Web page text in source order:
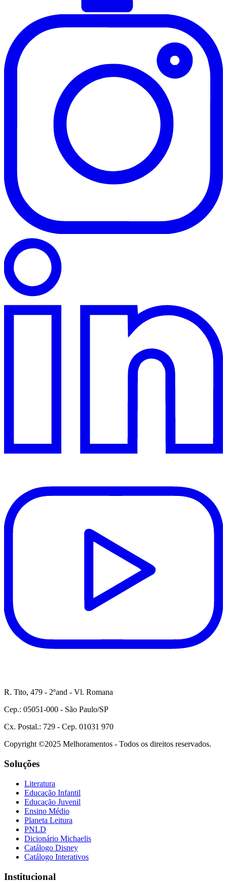
R. Tito, 479 - 2ºand - Vl. Romana
Cep.: 05051-000 - São Paulo/SP
Cx. Postal.: 729 - Cep. 01031 970
Copyright ©2025 Melhoramentos - Todos os direitos reservados.
Soluções
Literatura
Educação Infantil
Educação Juvenil
Ensino Médio
Planeta Leitura
PNLD
Dicionário Michaelis
Catálogo Disney
Catálogo Interativos
Institucional